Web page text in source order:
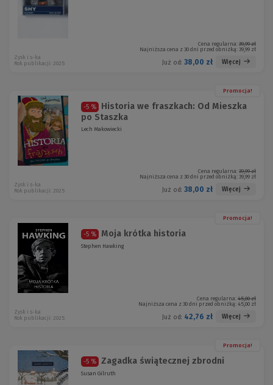
Cena regularna: 39,99 zł
Najniższa cena z 30 dni przed obniżką: 39,99 zł
Już od: 38,00 zł Więcej
Zysk i s-ka
Rok publikacji: 2025
Promocja!
-5 %
Historia we fraszkach: Od Mieszka
po Staszka
Lech Makowiecki
Cena regularna: 39,99 zł
Najniższa cena z 30 dni przed obniżką: 39,99 zł
Już od: 38,00 zł Więcej
Zysk i s-ka
Rok publikacji: 2025
Promocja!
-5 % Moja krótka historia
Stephen Hawking
Cena regularna: 45,00 zł
Najniższa cena z 30 dni przed obniżką: 45,00 zł
Już od: 42,76 zł Więcej
Zysk i s-ka
Rok publikacji: 2025
Promocja!
-5 % Zagadka świątecznej zbrodni
Susan Gilruth